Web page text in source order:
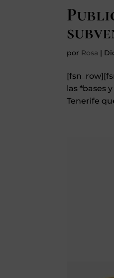
por Rosa |
las *bases
Tenerife